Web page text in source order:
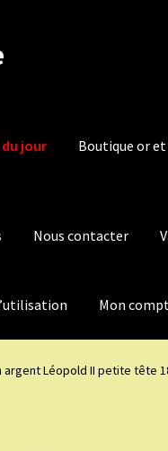
du jour Boutique or
Nous contacter
Mon
argent Léopold II petite tête